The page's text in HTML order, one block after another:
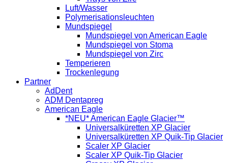
Luft/Wasser
Polymerisationsleuchten
Mundspiegel
Mundspiegel von American Eagle
Mundspiegel von Stoma
Mundspiegel von Zirc
Temperieren
Trockenlegung
Partner
AdDent
ADM Dentapreg
American Eagle
*NEU* American Eagle Glacier™
Universalküretten XP Glacier
Universalküretten XP Quik-Tip Glacier
Scaler XP Glacier
Scaler XP Quik-Tip Glacier